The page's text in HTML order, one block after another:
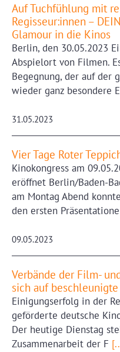
Auf Tuchfühlung mit
Regisseur:innen –
Glamour in die Kinos
Berlin, den 30.05.2023
Abspielort von Filmen.
Begegnung, der auf der
wieder ganz besondere
31.05.2023
Vier Tage Roter
Kinokongress am
eröffnet Berlin/Baden-
am Montag Abend
den ersten Präsentatione
09.05.2023
Verbände der Film-
sich auf
Einigungserfolg in der
geförderte deutsche
Der heutige Dienstag
Zusammenarbeit der F